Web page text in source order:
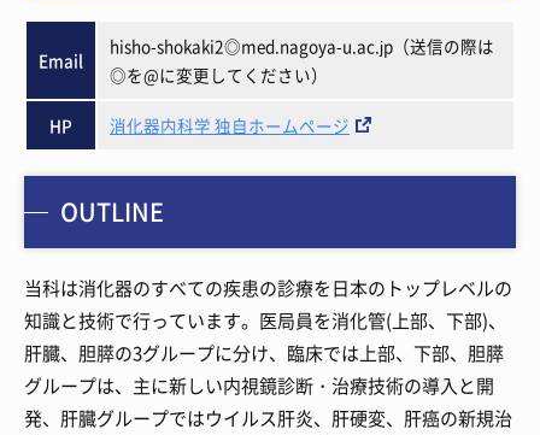
Email
hisho-shokaki2◎med.nagoya-u.ac.jp（送信の際は
◎を@に変更してください）
HP 消化器内科学 独自ホームページ
OUTLINE
当科は消化器のすべての疾患の診療を日本のトップレベルの
知識と技術で行っています。医局員を消化管(上部、下部)、
肝臓、胆膵の3グループに分け、臨床では上部、下部、胆膵
グループは、主に新しい内視鏡診断・治療技術の導入と開
発、肝臓グループではウイルス肝炎、肝硬変、肝癌の新規治